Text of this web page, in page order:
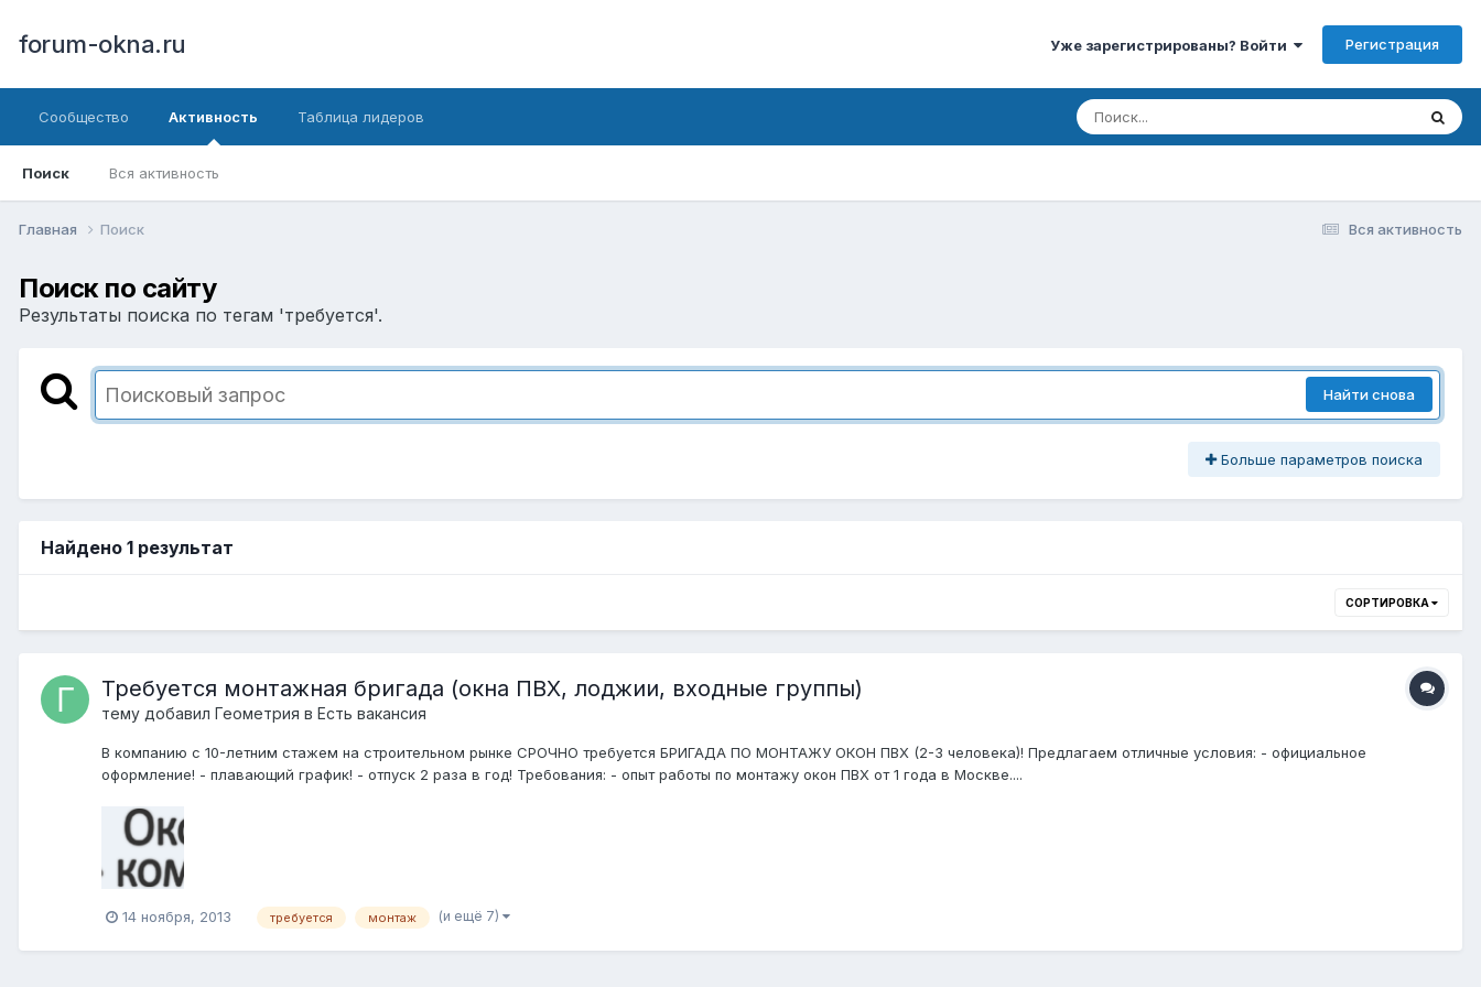
forum-okna.ru Уже зарегистрированы? Войти Регистрация
Сообщество Активность
Поиск Вся активность
Таблица лидеров
Вся активность
Главная Поиск
Поиск по сайту
Результаты поиска по тегам 'требуется'.
Найти снова
Больше параметров поиска
Найдено 1 результат
СОРТИРОВКА
Требуется монтажная бригада (окна ПВХ, лоджии, входные группы)
тему добавил Геометрия в Есть вакансия
В компанию с 10-летним стажем на строительном рынке СРОЧНО требуется БРИГАДА ПО МОНТАЖУ ОКОН ПВХ (2-3 человека)! Предлагаем отличные условия: - официальное
оформление! - плавающий график! - отпуск 2 раза в год! Требования: - опыт работы по монтажу окон ПВХ от 1 года в Москве....
14 ноября, 2013 требуется монтаж (и ещё 7)